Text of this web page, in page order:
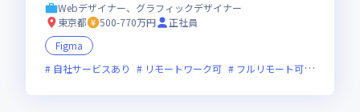
Webデザイナー、グラフィックデザイナー
東京都
500-770万円
正社員
Figma
自社サービスあり
リモートワーク可 フルリモート可